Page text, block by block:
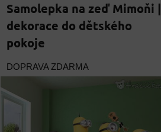
Samolepka na zeď Mimoňi |
dekorace do dětského
pokoje
DOPRAVA ZDARMA